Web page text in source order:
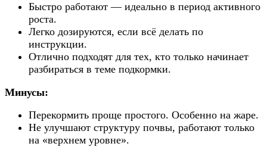
Быстро работают — идеально в период активного
роста.
Легко дозируются, если всё делать по
инструкции.
Отлично подходят для тех, кто только начинает
разбираться в теме подкормки.
Минусы:
Перекормить проще простого. Особенно на жаре.
Не улучшают структуру почвы, работают только
на «верхнем уровне».